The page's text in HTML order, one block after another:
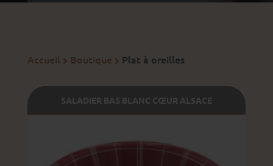
Accueil  Boutique  Plat à oreilles
SALADIER BAS BLANC CŒUR ALSACE